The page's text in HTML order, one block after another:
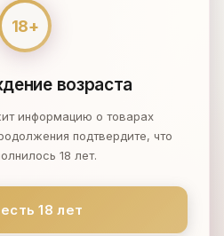
возраста
информацию о товарах
подтвердите, что
18 лет.
18 лет
в мазагине
ДОСТАВКЕ ПОЧТОЙ РОССИИ